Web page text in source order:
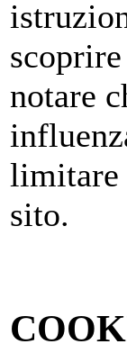
notare
limitare
sito.